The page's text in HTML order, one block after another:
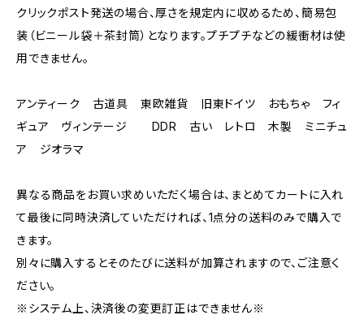
クリックポスト発送の場合、厚さを規定内に収めるため、簡易包
装（ビニール袋＋茶封筒）となります。プチプチなどの緩衝材は使
用できません。
アンティーク 古道具 東欧雑貨 旧東ドイツ おもちゃ フィ
ギュア ヴィンテージ DDR 古い レトロ 木製 ミニチュ
ア ジオラマ
異なる商品をお買い求めいただく場合は、まとめてカートに入れ
て最後に同時決済していただければ、1点分の送料のみで購入で
きます。
別々に購入するとそのたびに送料が加算されますので、ご注意く
ださい。
※システム上、決済後の変更訂正はできません※